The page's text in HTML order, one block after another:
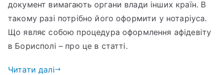
документ вимагають органи влади інших країн. В
такому разі потрібно його оформити у нотаріуса.
Що являє собою процедура оформлення афідевіту
в Борисполі – про це в статті.
Читати далі